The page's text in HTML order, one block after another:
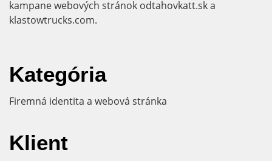
kampane webových stránok odtahovkatt.sk a
klastowtrucks.com.
Kategória
Firemná identita a webová stránka
Klient